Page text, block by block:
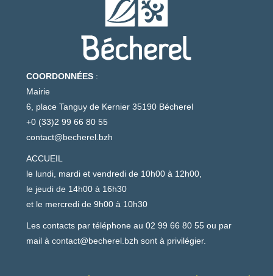
COORDONNÉES :
Mairie
6, place Tanguy de Kernier 35190 Bécherel
+0 (33)2 99 66 80 55
contact@becherel.bzh
ACCUEIL
le lundi, mardi et vendredi de 10h00 à 12h00,
le jeudi de 14h00 à 16h30
et le mercredi de 9h00 à 10h30
Les contacts par téléphone au 02 99 66 80 55 ou par
mail à contact@becherel.bzh sont à privilégier.